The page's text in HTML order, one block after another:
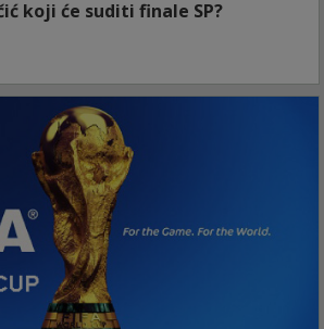
koji će suditi finale SP?